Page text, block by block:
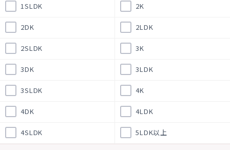
1SLDK 2K
2DK 2LDK
2SLDK 3K
3DK 3LDK
3SLDK 4K
4DK 4LDK
4SLDK 5LDK以上